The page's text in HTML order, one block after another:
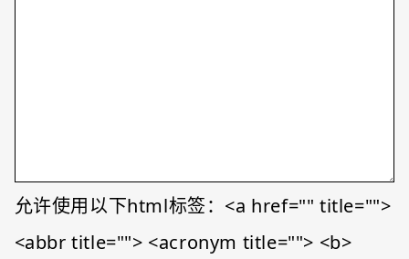
允许使用以下html标签：<a href="" title="">
<abbr title=""> <acronym title=""> <b>